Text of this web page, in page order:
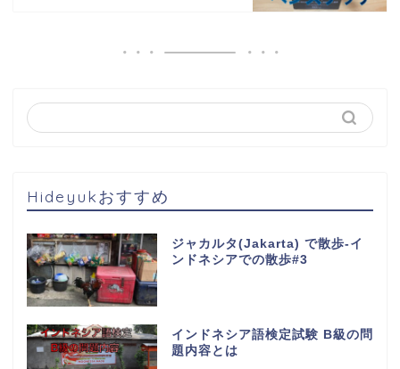
Hideyukおすすめ
ジャカルタ(Jakarta) で散歩-イ
ンドネシアでの散歩#3
インドネシア語検定試験 B級の問
題内容とは